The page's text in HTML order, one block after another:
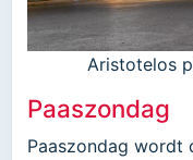
Aristotelos
Paaszondag
Paaszondag wordt